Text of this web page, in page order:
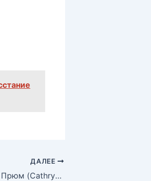
ДАЛЕЕ
Голая Кэтрин Де Прюм (Cathryn De Prume)